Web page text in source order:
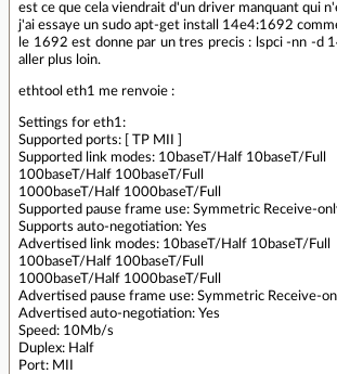
est ce que cela viendrait d'un driver manquant qui
j'ai essaye un sudo apt-get install 14e4:1692
le 1692 est donne par un tres precis : lspci -nn -d
aller plus loin.
ethtool eth1 me renvoie :
Settings for eth1:
Supported ports: [ TP MII ]
Supported link modes: 10baseT/Half 10baseT/Full
100baseT/Half 100baseT/Full
1000baseT/Half 1000baseT/Full
Supported pause frame use: Symmetric Receive-
Supports auto-negotiation: Yes
Advertised link modes: 10baseT/Half 10baseT/Full
100baseT/Half 100baseT/Full
1000baseT/Half 1000baseT/Full
Advertised pause frame use: Symmetric Receive-
Advertised auto-negotiation: Yes
Speed: 10Mb/s
Duplex: Half
Port: MII